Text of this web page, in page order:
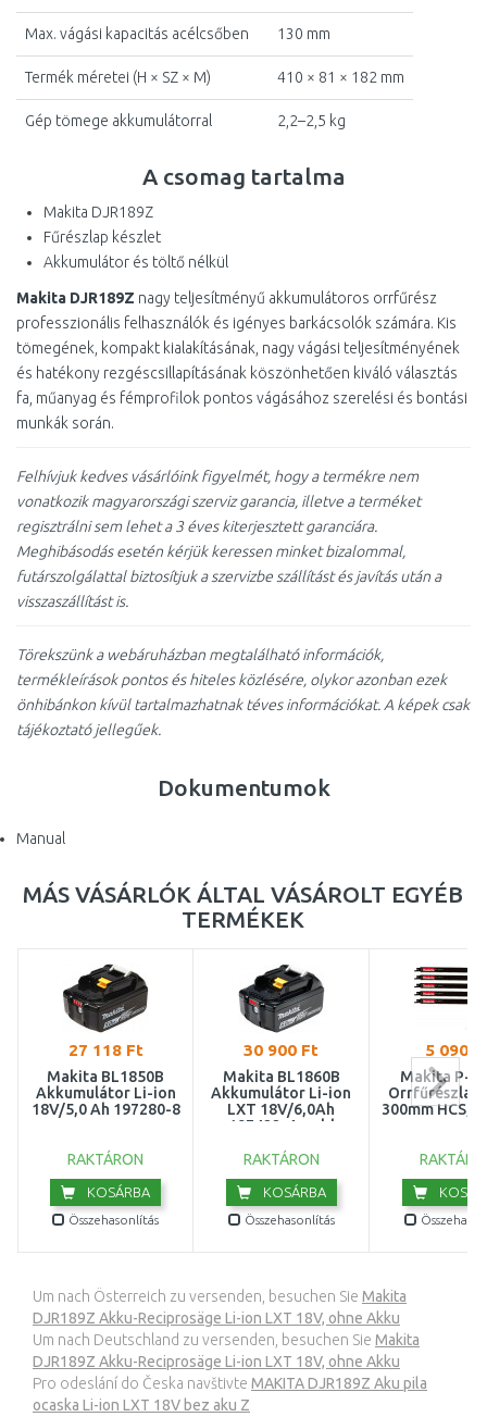
Max. vágási kapacitás acélcsőben 130 mm
Termék méretei (H × SZ × M) 410 × 81 × 182 mm
Gép tömege akkumulátorral 2,2–2,5 kg
A csomag tartalma
Makita DJR189Z
Fűrészlap készlet
Akkumulátor és töltő nélkül
Makita DJR189Z nagy teljesítményű akkumulátoros orrfűrész
professzionális felhasználók és igényes barkácsolók számára. Kis
tömegének, kompakt kialakításának, nagy vágási teljesítményének
és hatékony rezgéscsillapításának köszönhetően kiváló választás
fa, műanyag és fémprofilok pontos vágásához szerelési és bontási
munkák során.
Felhívjuk kedves vásárlóink figyelmét, hogy a termékre nem
vonatkozik magyarországi szerviz garancia, illetve a terméket
regisztrálni sem lehet a 3 éves kiterjesztett garanciára.
Meghibásodás esetén kérjük keressen minket bizalommal,
futárszolgálattal biztosítjuk a szervizbe szállítást és javítás után a
visszaszállítást is.
Törekszünk a webáruházban megtalálható információk,
termékleírások pontos és hiteles közlésére, olykor azonban ezek
önhibánkon kívül tartalmazhatnak téves információkat. A képek csak
tájékoztató jellegűek.
Dokumentumok
Manual
MÁS VÁSÁRLÓK ÁLTAL VÁSÁROLT EGYÉB
TERMÉKEK
27 118 Ft
Makita BL1850B
Akkumulátor Li-ion
18V/5,0 Ah 197280-8
RAKTÁRON
KOSÁRBA
Összehasonlítás
30 900 Ft
Makita BL1860B
Akkumulátor Li-ion
LXT 18V/6,0Ah
197422-4 = old
RAKTÁRON
KOSÁRBA
Összehasonlítás
5 090
Makita P-
Orrfűrészlap
300mm HCS,
Um nach Österreich zu versenden, besuchen Sie Makita
DJR189Z Akku-Reciprosäge Li-ion LXT 18V, ohne Akku
Um nach Deutschland zu versenden, besuchen Sie Makita
DJR189Z Akku-Reciprosäge Li-ion LXT 18V, ohne Akku
Pro odeslání do Česka navštivte MAKITA DJR189Z Aku pila
ocaska Li-ion LXT 18V bez aku Z